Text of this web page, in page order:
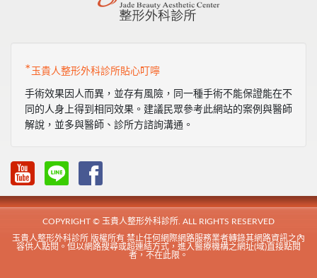
* 玉貴人整形外科診所貼心叮嚀
手術效果因人而異，並存有風險，同一種手術不能保證能在不
同的人身上得到相同效果。建議民眾參考此網站的案例與醫師
解說，並多與醫師、診所方諮詢溝通。
COPYRIGHT © 玉貴人整形外科診所. ALL RIGHTS RESERVED
玉貴人整形外科診所 版權所有 禁止任何網際網路服務業者轉錄其網路資訊之內
容供人點閱。但以網路搜尋或超連結方式，進入醫療機構之網址(域)直接點閱
者，不在此限。